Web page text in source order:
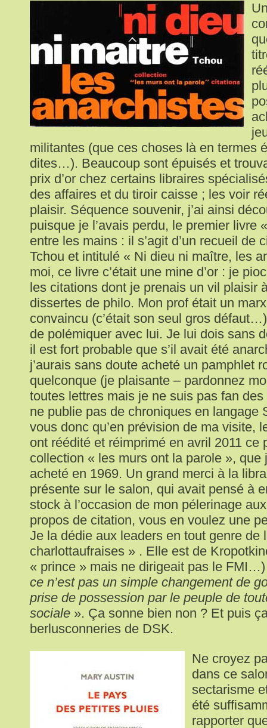
militantes (que ces choses là en termes
dites…). Beaucoup sont épuisés et
prix d’or chez certains libraires
des affaires et du tiroir caisse ; les voir
plaisir. Séquence souvenir, j’ai ainsi
puisque je l’avais perdu, le premier livre
entre les mains : il s’agit d’un recueil de
Tchou et intitulé « Ni dieu ni maître, les
moi, ce livre c’était une mine d’or : je
les citations dont je prenais un vil plaisir
dissertes de philo. Mon prof était un
convaincu (c’était son seul gros
de polémiquer avec lui. Je lui dois sans
il est fort probable que s’il avait été
j’aurais sans doute acheté un pamphlet
quelconque (je plaisante – pardonnez
toutes lettres mais je ne suis pas fan
ne publie pas de chroniques en langage
vous donc qu’en prévision de ma visite,
ont réédité et réimprimé en avril 2011 ce
collection « les murs ont la parole », que
acheté en 1969. Un grand merci à la
présente sur le salon, qui avait pensé à
stock à l’occasion de mon pélerinage
propos de citation, vous en voulez une
Je la dédie aux leaders en tout genre de
charlottaufraises » . Elle est de
« prince » mais ne dirigeait pas le
ce n’est pas un simple changement de
prise de possession par le peuple de
sociale ». Ça sonne bien non ? Et puis
berlusconneries de DSK.
Ne croyez
dans ce
sectarisme
été
rapporter